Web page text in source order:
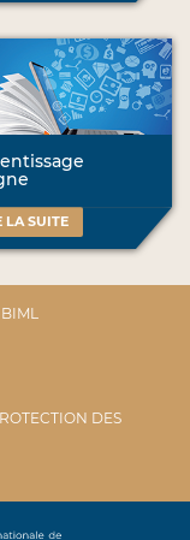
LA SUITE
DES